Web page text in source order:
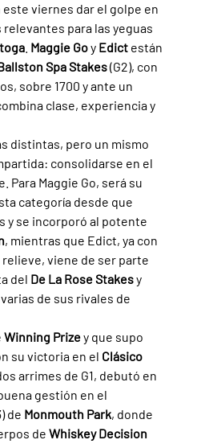
viernes dar el golpe en
para las yeguas
. Maggie Go y Edict están
Spa Stakes (G2), con
sobre 1700 y ante un
clase, experiencia y
distintas, pero un mismo
consolidarse en el
Para Maggie Go, será su
categoría desde que
y se incorporó al potente
, mientras que Edict, ya con
viene de ser parte
del De La Rose Stakes y
de sus rivales de
Winning Prize y que supo
su victoria en el Clásico
arrimes de G1, debutó en
gestión en el
de Monmouth Park, donde
de Whiskey Decision